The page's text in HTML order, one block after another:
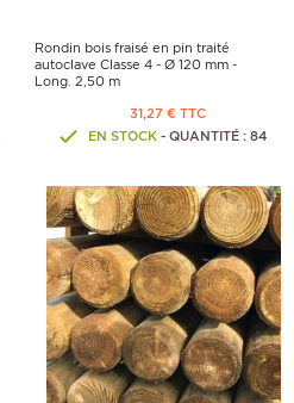
Rondin bois fraisé en pin traité
autoclave Classe 4 - Ø 120 mm -
Long. 2,50 m
31,27 € TTC
EN STOCK - QUANTITÉ : 84